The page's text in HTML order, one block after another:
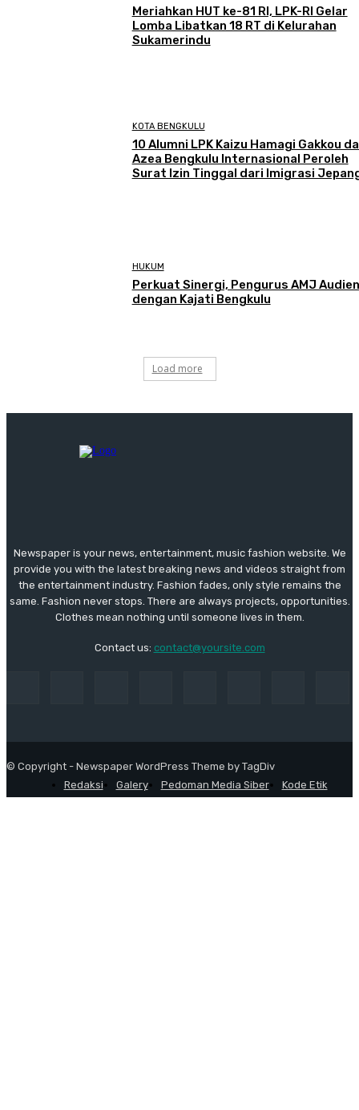
Meriahkan HUT ke-81 RI, LPK-RI Gelar
Lomba Libatkan 18 RT di Kelurahan
Sukamerindu
KOTA BENGKULU
‎10 Alumni LPK Kaizu Hamagi Gakkou
Azea Bengkulu Internasional Peroleh
Surat Izin Tinggal dari Imigrasi
HUKUM
Perkuat Sinergi, Pengurus AMJ
dengan Kajati Bengkulu
Load more
Newspaper is your news, entertainment, music fashion website. We
provide you with the latest breaking news and videos straight from
the entertainment industry. Fashion fades, only style remains the
same. Fashion never stops. There are always projects, opportunities.
Clothes mean nothing until someone lives in them.
Contact us: contact@yoursite.com
© Copyright - Newspaper WordPress Theme by TagDiv
Redaksi
Galery Pedoman Media Siber Kode Etik